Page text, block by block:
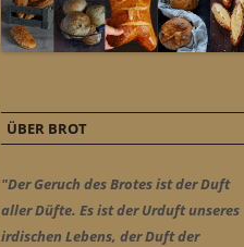
ÜBER BROT
"Der Geruch des Brotes ist der Duft
aller Düfte. Es ist der Urduft unseres
irdischen Lebens, der Duft der